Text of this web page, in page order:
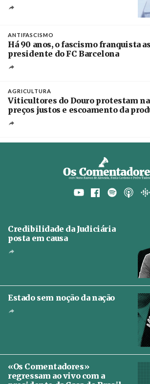
ANTIFASCISMO
Há 90 anos, o fascismo franquista
presidente do FC Barcelona
AGRICULTURA
Viticultores do Douro protestam na
preços justos e escoamento da
Credibilidade da Judiciária
posta em causa
Estado sem noção da nação
«Os Comentadores»
regressam ao vivo com a